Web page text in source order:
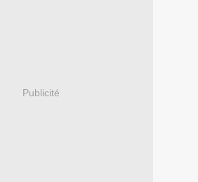
Publicité